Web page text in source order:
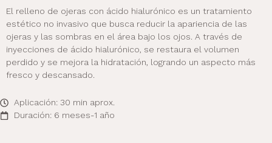
El relleno de ojeras con ácido hialurónico es un tratamiento
estético no invasivo que busca reducir la apariencia de las
ojeras y las sombras en el área bajo los ojos. A través de
inyecciones de ácido hialurónico, se restaura el volumen
perdido y se mejora la hidratación, logrando un aspecto más
fresco y descansado.
Aplicación: 30 min aprox.
Duración: 6 meses-1 año